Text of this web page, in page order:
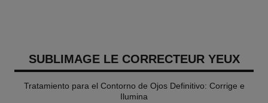
SUBLIMAGE LE CORRECTEUR YEUX
Tratamiento para el Contorno de Ojos Definitivo: Corrige e
Ilumina